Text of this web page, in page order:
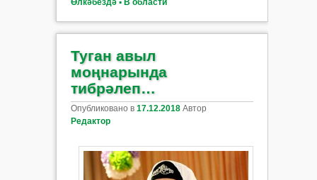
Өлкәбездә ▪ В области
Туган авыл
моңнарында
тибрәлеп…
Опубликовано в 17.12.2018 Автор
Редактор